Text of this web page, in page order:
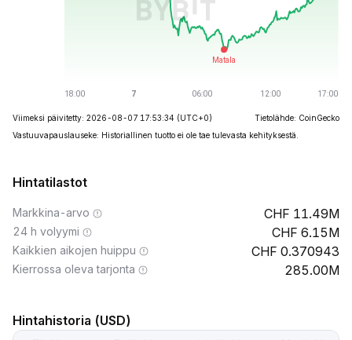
Viimeksi päivitetty: 2026-08-07 17:53:34 (UTC+0)
Tietolähde: CoinGecko
Vastuuvapauslauseke: Historiallinen tuotto ei ole tae tulevasta kehityksestä.
Hintatilastot
Markkina-arvo 11.49M
24 h volyymi 6.15M
Kaikkien aikojen huippu 0.370943
Kierrossa oleva tarjonta 285.00M
Hintahistoria (USD)